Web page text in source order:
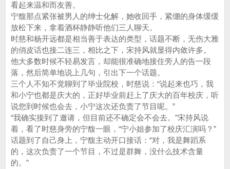
看起来温和而友善。
宁馥那点紧张被男人的绅士化解，她收回手，紧绷的身体缓缓
放松下来，拿着酒杯静静听他们三人聊天。
时慈和杨开远都是相当善于表达的类型，话题不断，无伤大雅
的俏皮话也接二连三，相比之下，宋持风就显得内敛许多。
他大多数时候不轻易发言，却能很准确地接住旁人的告一段
落，然后简单地说上几句，引出下一个话题。
三个人不知不觉聊到了毕业院校，时慈说：“说起来也巧，我
和小宁也都是庆大的，正好毕业前赶上了庆大的百年校庆，听
说您到时候也会去，小宁这次还负责了节目呢。”
“我确实接到了邀请，但目前还不确定会不会去。”宋持风说
着，看了时慈身旁的宁馥一眼，“宁小姐参加了校庆汇演吗？”
话题到了自己身上，宁馥主动开口接话：“对，我是舞蹈系
的，这次负责了一个节目，不过是群舞，没什么技术含量
的。”